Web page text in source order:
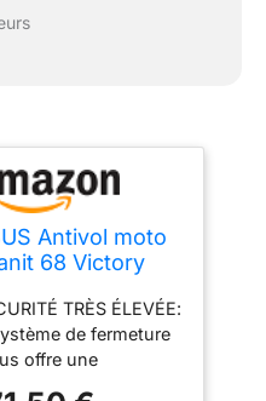
Antivol moto
68 Victory
- Antivol à
de frein +
de 12 mm
-
TRÈS ÉLEVÉE:
de fermeture
offre une